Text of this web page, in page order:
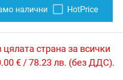
налични HotPrice
страна за всички
€ / 78.23 лв. (без ДДС).